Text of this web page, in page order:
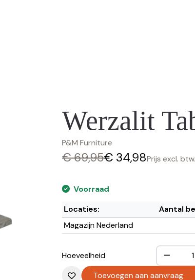
Werzalit
P&M Furniture
€ 69,95€ 34,98Prijs excl. btw.
Voorraad
Locaties:
Aantal
Magazijn Nederland
Hoeveelheid
Toevoegen aan aanvraag